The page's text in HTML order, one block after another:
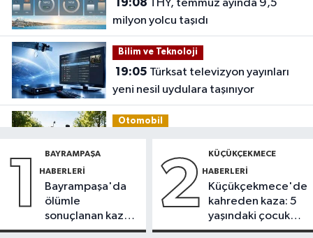
milyon yolcu taşıdı
Bilim ve Teknoloji
19:05
yeni nesil uydulara taşınıyor
Otomobil
Güncel
komisyonda
1 BAYRAMPAŞA
HABERLERI
Bayrampaşa'da
ölümle
sonuçlanan kaza:
Sürücü
2 KÜÇÜKÇEKMECE
HABERLERI
Küçükçekmece'de
kahreden kaza: 5
yaşındaki çocuk
yoğun bakımda